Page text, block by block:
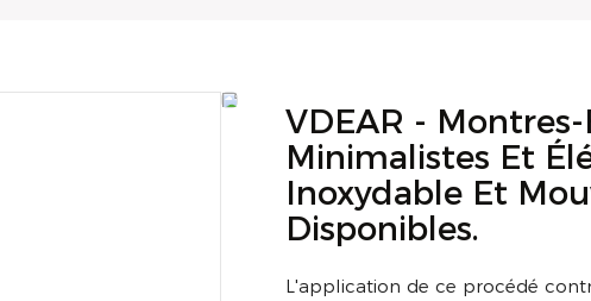
VDEAR -
Minimalistes Et
Inoxydable Et
Disponibles.
L'application de ce procédé